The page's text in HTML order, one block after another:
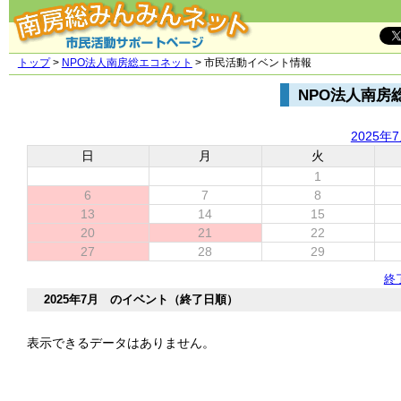
トップ> NPO法人南房総エコネット > 市民活動イベント情報
NPO法人南房
2025年
日
月
火
1
6
7
8
13
14
15
20
21
22
27
28 29
終
2025年7月 のイベント（終了日順）
表示できるデータはありません。